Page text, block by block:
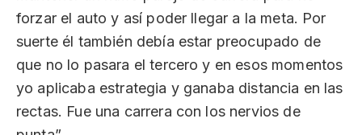
forzar el auto y así poder llegar a la meta. Por
suerte él también debía estar preocupado de
que no lo pasara el tercero y en esos momentos
yo aplicaba estrategia y ganaba distancia en las
rectas. Fue una carrera con los nervios de